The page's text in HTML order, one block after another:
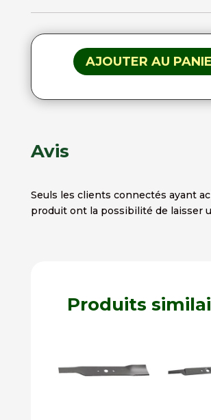
AJOUTER AU
Avis
Seuls les clients connectés ayant
produit ont la possibilité de laisser
Produits